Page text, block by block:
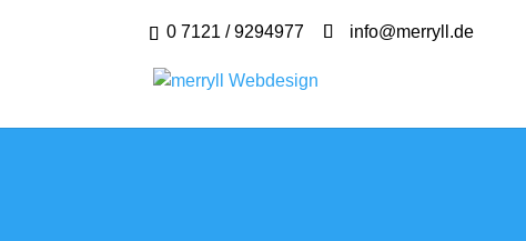
0 7121 / 9294977 info@merryll.de